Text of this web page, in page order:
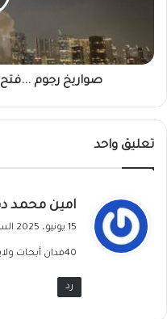
صواريخ رجوم
تعليق واحد
ي
ق
ل
امين محمد
15 يونيو، 2025 الساعة 10:52 ص
40فدان أبحاث ولاية كاملة إنتو ميتين خالص.
رد